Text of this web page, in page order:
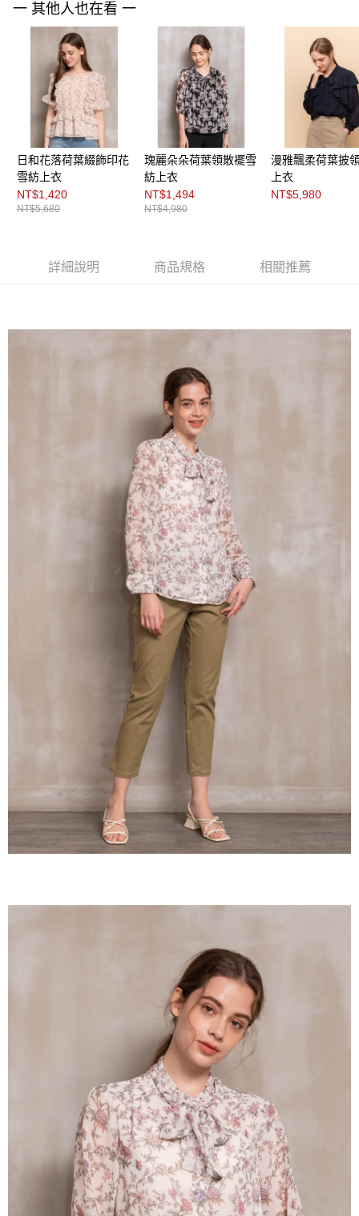
※ 交易是否成功請以「AFTEE先享後付 」之結帳頁面顯示為準，若有關於
客戶支援中心」
https://netprotections.freshdesk.com/support/home
【注意事項】
１．透過由恩沛科技股份有限公司提供之「AFTEE先享後付」服務完成之交
易，需依本服務之必要範圍內提供個人資料，並將交易相關給付款項請求債
權轉讓予恩沛科技股份有限公司。
２．關於個人資料處理事宜，請瀏覽以下網址：
https://aftee.tw/terms/#terms3
３．未成年的使用者請事先徵得法定代理人或監護人之同意方可使用
「AFTEE先享後付」，若未經同意申辦者引起之損失，本公司不負相關責
任。
４．使用「AFTEE先享後付」時，將依據個別帳號之用戶狀況，依本公司即
時審查核予不同之上限額度；若仍有額度不足之情形，本公司將視審查結果
離島宅配 (蘭嶼恕不配送)
每筆NT$200，滿NT$8,000(含以上)免運費
付款後門市自取
一 其他人也在看 一
日和花落荷葉綴飾印花
雪紡上衣
NT$1,420
NT$5,680
瑰麗朵朵荷葉領散襬雪
紡上衣
NT$1,494
NT$4,980
漫雅飄柔荷葉披
上衣
NT$5,980
詳細說明 商品規格 相關推薦